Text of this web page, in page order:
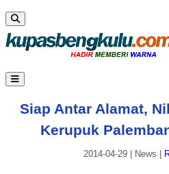
Siap Antar Alamat,
Kerupuk
2014-04-29 News